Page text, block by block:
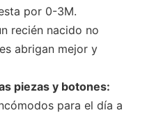
por 0-3M.
recién nacido no
abrigan mejor y
piezas y botones:
para el día a